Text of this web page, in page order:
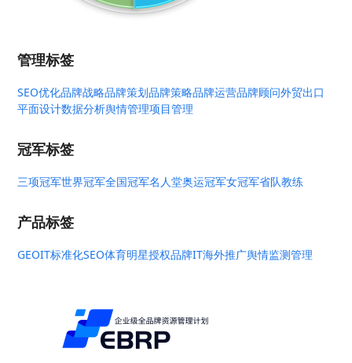
管理标签
SEO优化品牌战略品牌策划品牌策略品牌运营品牌顾问外贸出口
平面设计数据分析舆情管理项目管理
冠军标签
三项冠军世界冠军全国冠军名人堂奥运冠军女冠军省队教练
产品标签
GEOIT标准化SEO体育明星授权品牌IT海外推广舆情监测管理